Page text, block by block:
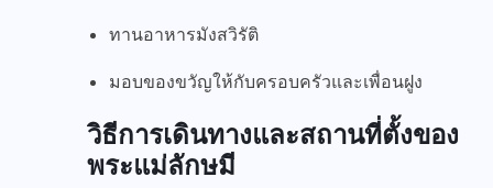
ทานอาหารมังสวิรัติ
มอบของขวัญให้กับครอบครัวและเพื่อนฝูง
วิธีการเดินทางและสถานที่ตั้งของ
พระแม่ลักษมี